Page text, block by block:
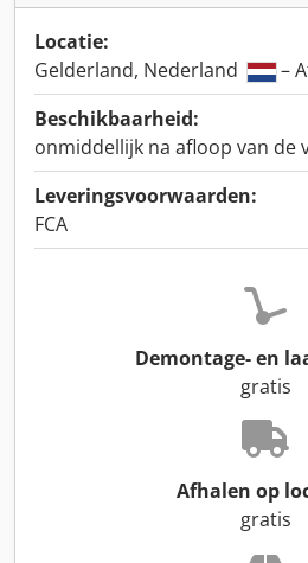
Locatie:
Gelderland, Nederland
–
Beschikbaarheid:
onmiddellijk na afloop van de
Leveringsvoorwaarden:
FCA
Demontage- en
gratis
Afhalen op
gratis